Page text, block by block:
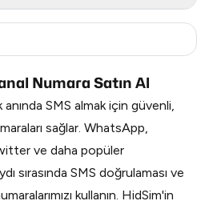
Numara Satın Al
SMS almak için güvenli,
sağlar. WhatsApp,
ve daha popüler
sırasında SMS doğrulaması ve
kullanın. HidSim'in